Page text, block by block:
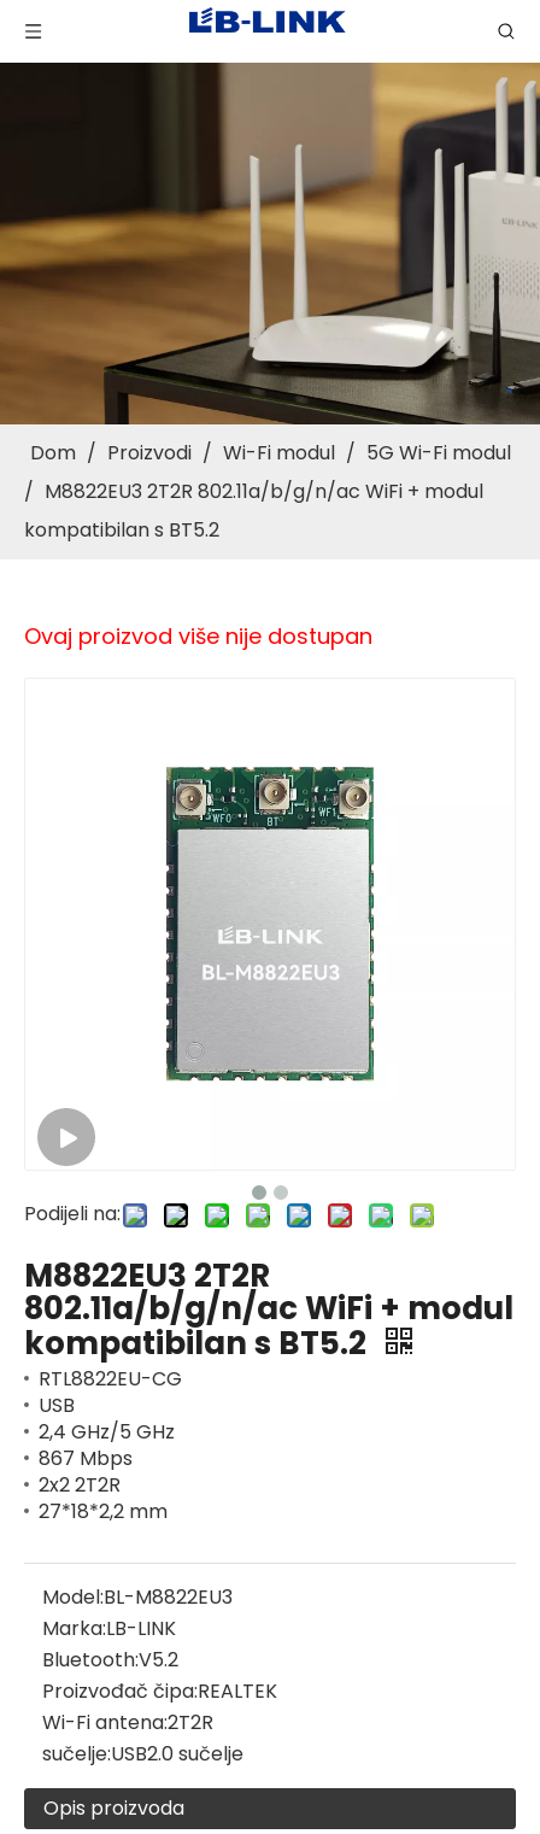
Dom / Proizvodi / Wi-Fi modul / 5G Wi-Fi modul
/ M8822EU3 2T2R 802.11a/b/g/n/ac WiFi + modul
kompatibilan s BT5.2
Ovaj proizvod više nije dostupan
Podijeli na:
M8822EU3 2T2R
802.11a/b/g/n/ac WiFi + modul
kompatibilan s BT5.2
RTL8822EU-CG
USB
2,4 GHz/5 GHz
867 Mbps
2x2 2T2R
27*18*2,2 mm
Model:BL-M8822EU3
Marka:LB-LINK
Bluetooth:V5.2
Proizvođač čipa:REALTEK
Wi-Fi antena:2T2R
sučelje:USB2.0 sučelje
Opis proizvoda